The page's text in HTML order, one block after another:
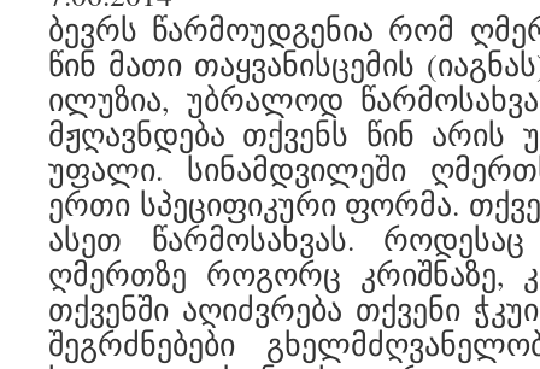
ბევრს წარმოუდგენია რომ
წინ მათი თაყვანისცემის
ილუზია, უბრალოდ
მჟღავნდება თქვენს წინ
უფალი. სინამდვილეში
ერთი სპეციფიკური ფორმა.
ასეთ წარმოსახვას.
ღმერთზე როგორც კრიშნაზე,
თქვენში აღიძვრება თქვენი
შეგრძნებები